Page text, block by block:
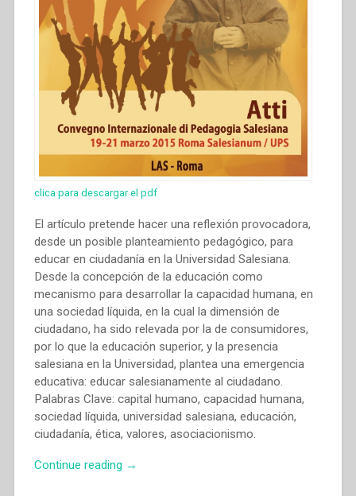
clica para descargar el pdf
El artículo pretende hacer una reflexión provocadora,
desde un posible planteamiento pedagógico, para
educar en ciudadanía en la Universidad Salesiana.
Desde la concepción de la educación como
mecanismo para desarrollar la capacidad humana, en
una sociedad líquida, en la cual la dimensión de
ciudadano, ha sido relevada por la de consumidores,
por lo que la educación superior, y la presencia
salesiana en la Universidad, plantea una emergencia
educativa: educar salesianamente al ciudadano.
Palabras Clave: capital humano, capacidad humana,
sociedad líquida, universidad salesiana, educación,
ciudadanía, ética, valores, asociacionismo.
Continue reading “Roberto
→